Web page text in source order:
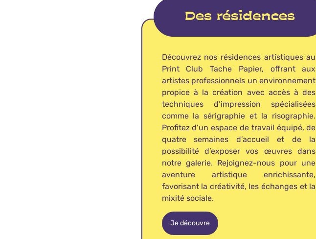
Découvrez nos résidences artistiques au
Print Club Tache Papier, offrant aux
artistes professionnels un environnement
propice à la création avec accès à des
techniques d’impression spécialisées
comme la sérigraphie et la risographie.
Profitez d’un espace de travail équipé, de
quatre semaines d’accueil et de la
possibilité d’exposer vos œuvres dans
notre galerie. Rejoignez-nous pour une
aventure artistique enrichissante,
favorisant la créativité, les échanges et la
mixité sociale.
Je découvre